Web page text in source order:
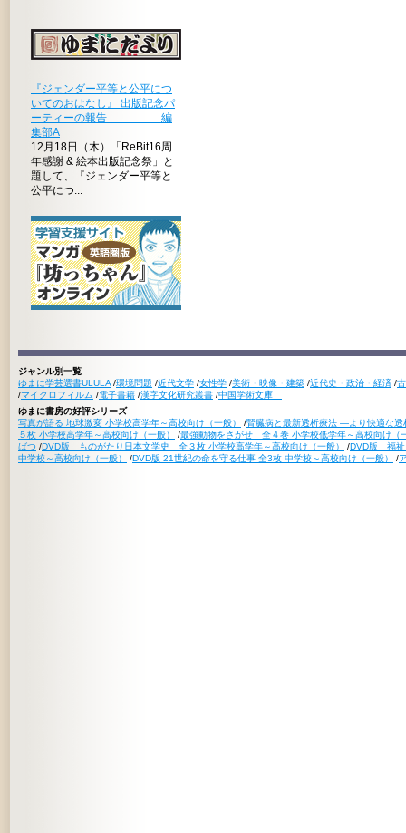
『ジェンダー平等と公平につ
いてのおはなし』 出版記念パ
ーティーの報告 編
集部A
12月18日（木）「ReBit16周
年感謝 & 絵本出版記念祭」と
題して、『ジェンダー平等と
公平につ...
ジャンル別一覧
ゆまに学芸選書ULULA /環境問題 /近代文学 /女性学 /美術・映像・建築 /近代史・政治・経済 /
/マイクロフィルム /電子書籍 /漢字文化研究叢書 /中国学術文庫
ゆまに書房の好評シリーズ
写真が語る 地球激変 小学校高学年～高校向け（一般）
/腎臓病と最新透析療法 ―より快適な
５枚 小学校高学年～高校向け（一般）
/最強動物をさがせ 全４巻 小学校低学年～高校向け（
ばつ /DVD版 ものがたり日本文学史 全３枚 小学校高学年～高校向け（一般） /DVD版 福祉
中学校～高校向け（一般）
/DVD版 21世紀の命を守る仕事 全3枚 中学校～高校向け（一般） /